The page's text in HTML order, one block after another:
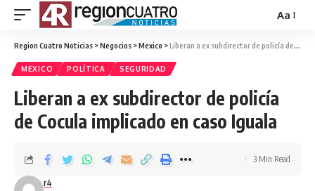
Aa
Region Cuatro Noticias >Negocios >Mexico >Liberan a ex subdirector de policía de Cocula implicado en caso Iguala
MEXICO POLÍTICA SEGURIDAD
Liberan a ex subdirector de policía
de Cocula implicado en caso Iguala
r4
3 Min Read